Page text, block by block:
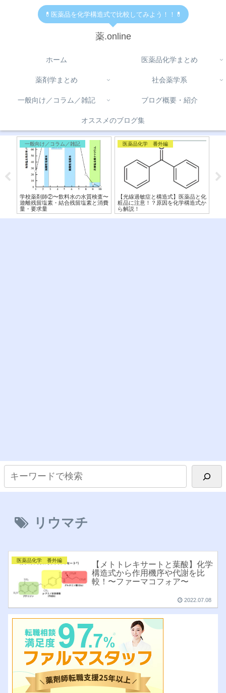
💊医薬品を化学構造式で比較してみよう！！💊
薬.online
ホーム 医薬品化学まとめ
薬剤学まとめ 社会薬学系
一般向け／コラム／雑記 ブログ概要・紹介
オススメのブログ集
一般向け／コラム／雑記
学校薬剤師②〜飲料水の水質検査〜
遊離残留塩素・結合残留塩素と消費
量・要求量
医薬品化学 番外編
【光線過敏症と構造式】医薬品と化
粧品に注意！？原因を化学構造式か
ら解説！
リウマチ
医薬品化学 番外編
【メトトレキサートと葉酸】化学
構造式から作用機序や代謝を比
較！〜ファーマコフォア〜
2022.07.08